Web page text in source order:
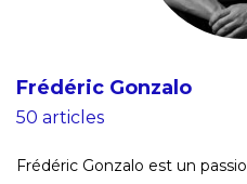
Frédéric Gonzalo
50 articles
Frédéric Gonzalo est un